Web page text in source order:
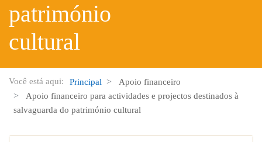
património
cultural
Você está aqui: Principal
Apoio financeiro
Apoio financeiro para actividades e projectos destinados à
salvaguarda do património cultural